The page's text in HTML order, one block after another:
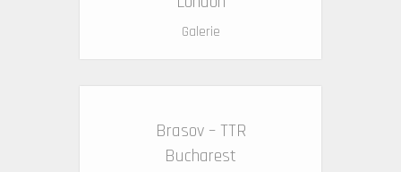
Galerie
Brasov – TTR
Bucharest